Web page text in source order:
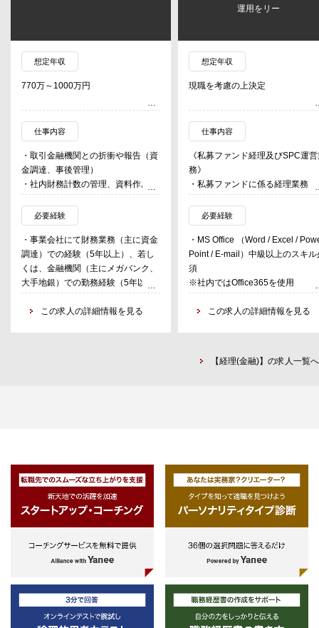
想定年収
770万～1000万円
仕事内容
・取引金融機関との折衝や報告（資
金調達、事後管理）
・社内財務計数の管理、資料作成
・財務業務全般に対する調査研究な
必要経験
・事業会社にて財務業務（主に資金
調達）での経験（5年以上）、若し
くは、金融機関（主にメガバンク、
大手地銀）での勤務経験（5年以
上）
この求人の詳細情報を見る
運用をリー
想定年収
現職を考慮の上決定
仕事内容
《私募ファンド経理及びSPC運
務》
・私募ファンドに係る経理業務（
払、帳簿確認、投資家向け書類作
サポート）、SPC関連業務（
ットアップ、各種書類準備）、税
業務
・信託銀行・監査法人・税理士法
人・レンダー・投資家対応
・システム対応（業務・会計系）
とRPA化の準備）
必要経験
・MS Office （Word / Excel /
Point / E-mail）中級以上のスキル
須
※社内ではOffice365を使用
・不動産投資のバックオフィス業
経験のある方
この求人の詳細情報を見る
【経理(金融)】の求人一覧へ